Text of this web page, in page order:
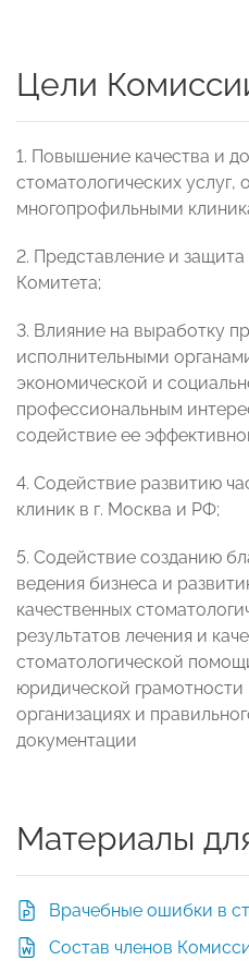
Цели
1. Повышение качества и
стоматологических услуг,
многопрофильными
2. Представление и
Комитета;
3. Влияние на выработку
исполнительными
экономической и
профессиональным
содействие ее
4. Содействие развитию
клиник в г. Москва и РФ;
5. Содействие созданию
ведения бизнеса и
качественных
результатов лечения и
стоматологической
юридической
организациях и
документации
Материалы
Врачебные ошибки в
Состав членов